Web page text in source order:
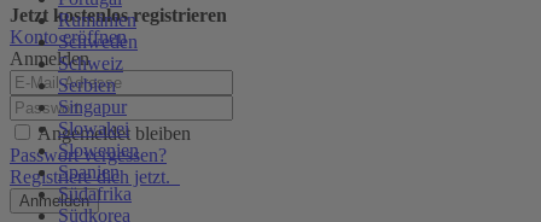
Rumänien
Schweden
Schweiz
Serbien
Singapur
Slowakei
Slowenien
Spanien
Südafrika
Südkorea
Jetzt kostenlos registrieren
Konto eröffnen
Anmelden
Angemeldet bleiben
Passwort vergessen?
Registriere dich jetzt.
Anmelden